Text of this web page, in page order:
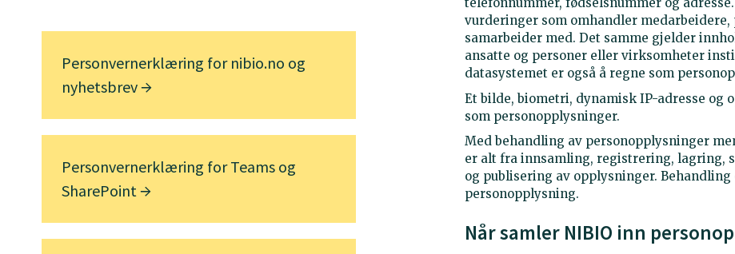
vurderinger som omhandler
samarbeider med. Det samme gjelder
ansatte og personer eller virksomheter
datasystemet er også å regne som
Et bilde, biometri, dynamisk IP-adresse og
som personopplysninger.
Med behandling av personopplysninger
er alt fra innsamling, registrering, lagring,
og publisering av opplysninger.
personopplysning.
Når samler NIBIO inn
Personvernerklæring for nibio.no og
nyhetsbrev
Personvernerklæring for Teams og
SharePoint